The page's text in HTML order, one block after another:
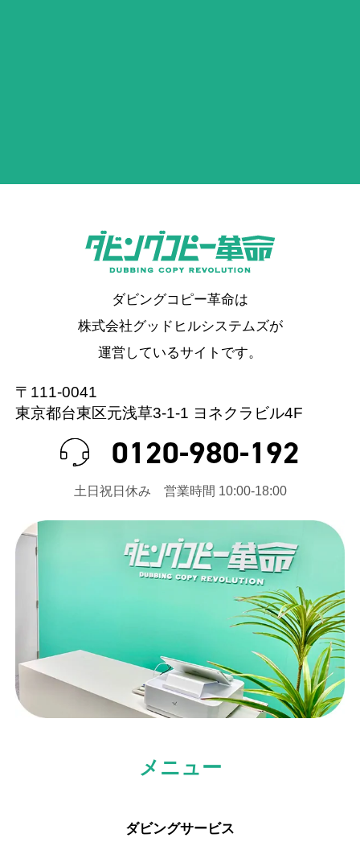
ダビングコピー革命は
株式会社グッドヒルシステムズが
運営しているサイトです。
〒111-0041
東京都台東区元浅草3-1-1 ヨネクラビル4F
0120-980-192
⼟⽇祝⽇休み 営業時間 10:00-18:00
メニュー
ダビングサービス